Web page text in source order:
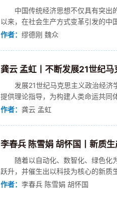
中国传统经济思想不仅具有突出
以来，在社会生产方式变革引发的
关注的中心议题，有效破解了以历史
作者： 缪德刚 魏众
龚云 孟虹丨不断发展21世纪
发展21世纪马克思主义政治经
提供理论指导，为构建人类命运共同
持“两个结合”理论品格的根本原则。
作者： 龚云 孟虹
李春兵 陈雪娟 胡怀国丨新质
随着以自动化、数智化、绿色化
跃升，并催生出以科技为核心的新质
产关系理论框架下可以对其所有制基
作者： 李春兵 陈雪娟 胡怀国